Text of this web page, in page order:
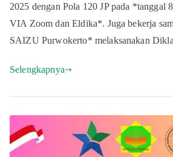
2025 dengan Pola 120 JP pada *tanggal
VIA Zoom dan Eldika*. Juga bekerja
SAIZU Purwokerto* melaksanakan
Selengkapnya